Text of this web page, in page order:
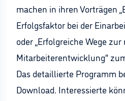
machen in ihren Vorträgen
Erfolgsfaktor bei der
oder „Erfolgreiche Wege
Mitarbeiterentwicklung“
Das detaillierte Programm
Download. Interessierte